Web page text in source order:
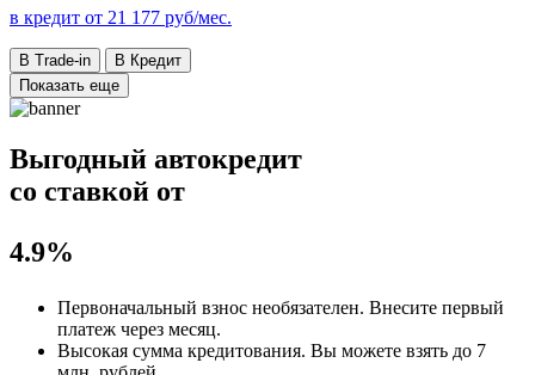
в кредит от 21 177 руб/мес.
В Trade-in
В Кредит
Показать еще
Выгодный автокредит
со ставкой от
4.9%
Первоначальный взнос необязателен. Внесите первый
платеж через месяц.
Высокая сумма кредитования. Вы можете взять до 7